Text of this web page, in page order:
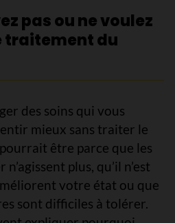
pas ou ne voulez
traitement du
des soins qui vous
mieux sans traiter le
être parce que les
plus, qu’il n’est
votre état ou que
sont difficiles à tolérer.